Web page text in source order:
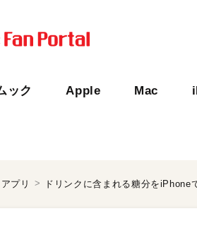
ック Apple Mac
アプリ ドリンクに含まれる糖分をiPhone